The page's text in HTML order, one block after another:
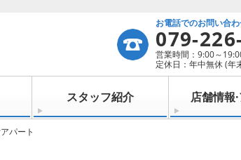
お電話でのお問い合
079-
営業時間：9:00～
定休日：年中無休 (年
スタッフ紹介 店舗情報
パート